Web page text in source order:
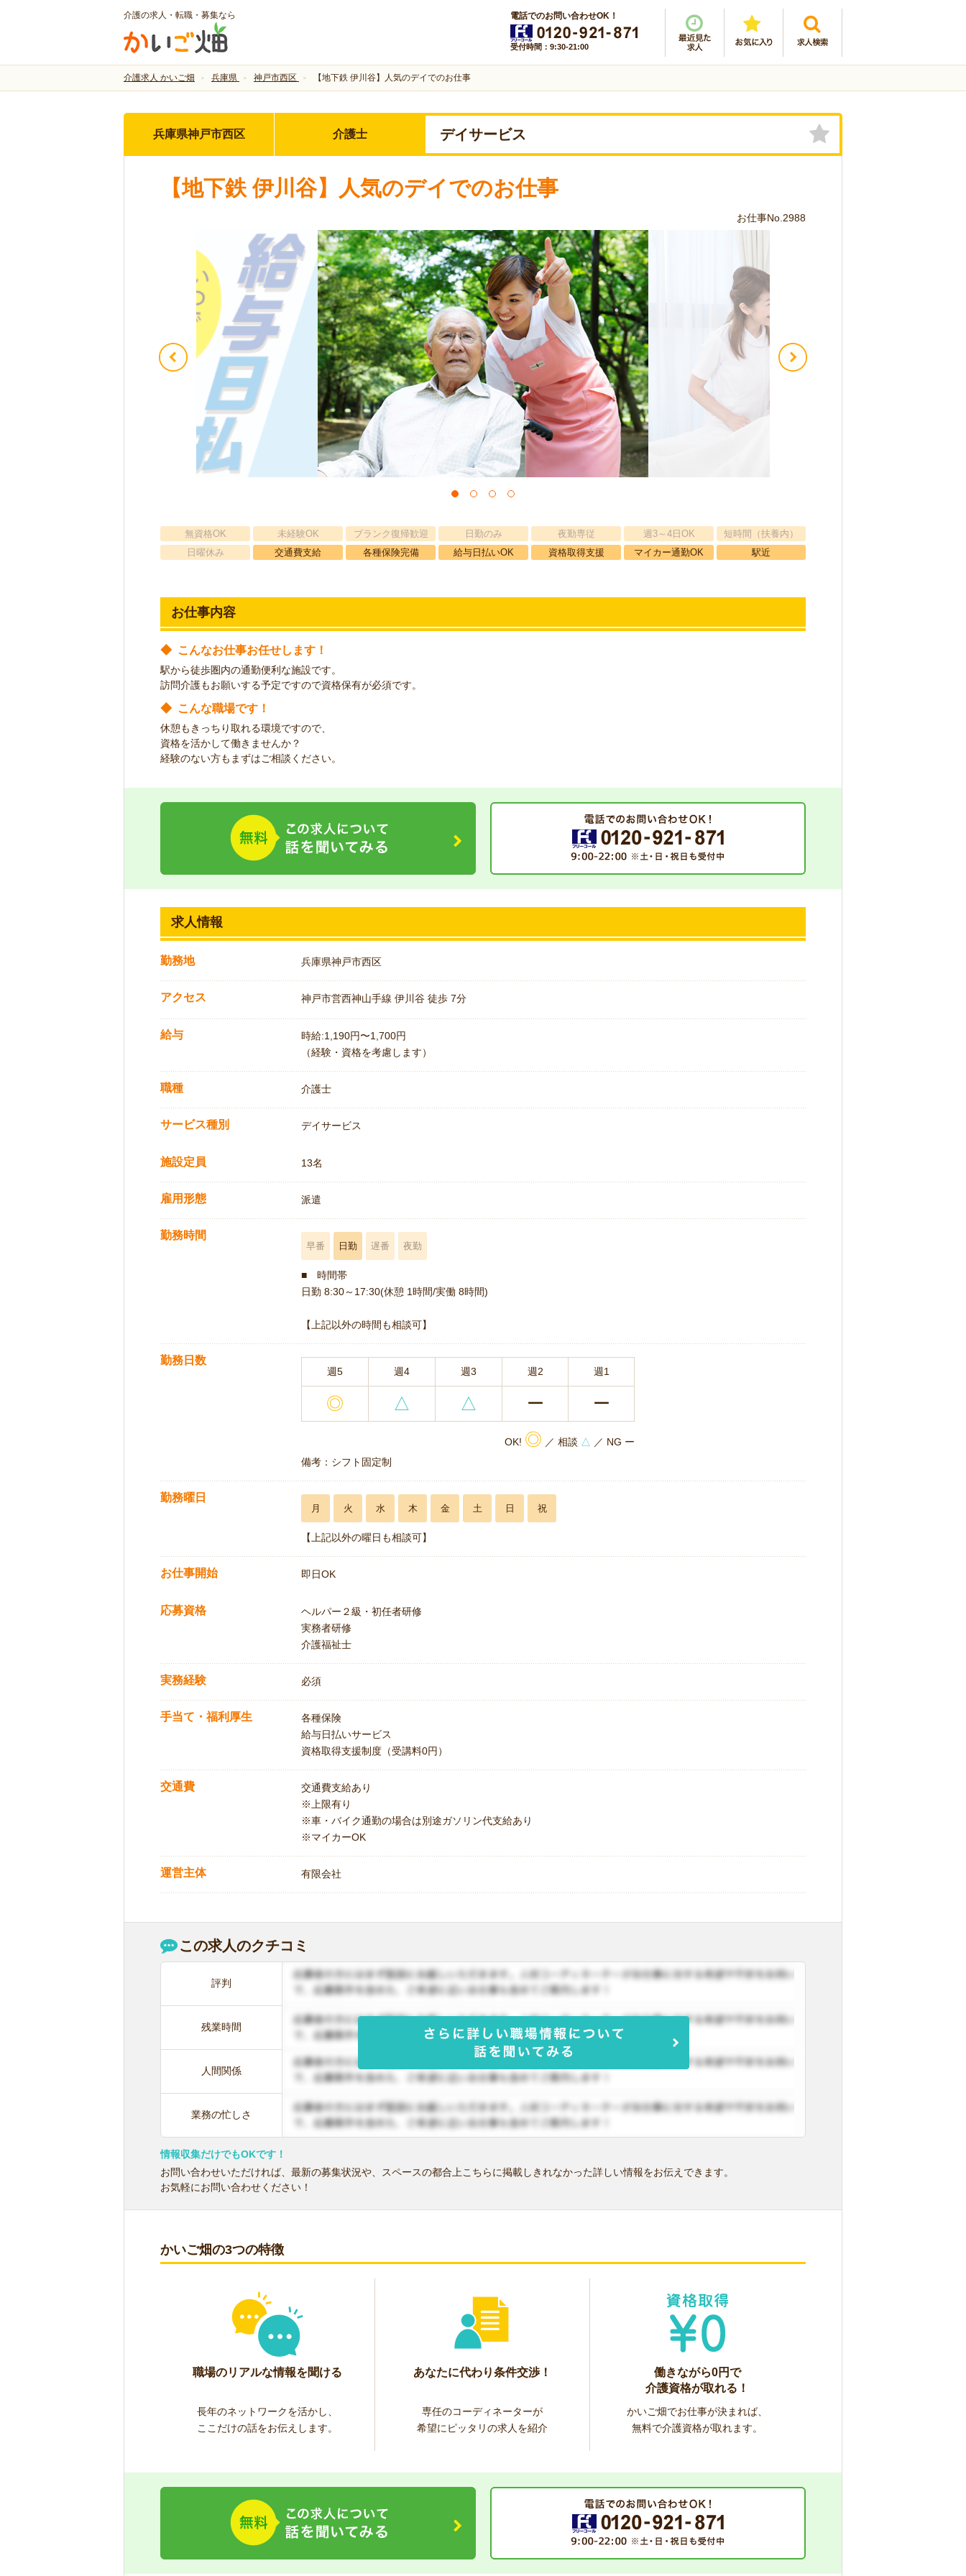
介護の求人・転職・募集なら 電話でのお問い合わせOK！
受付時間：9:30-21:00
介護求人 かいご畑 兵庫県 神戸市西区 【地下鉄 伊川谷】人気のデイでのお仕事
兵庫県神戸市西区 介護士 デイサービス
【地下鉄 伊川谷】人気のデイでのお仕事
お仕事No.2988
無資格OK 未経験OK ブランク復帰歓迎 日勤のみ 夜勤専従 週3～4日OK
短時間（扶養内）
日曜休み
交通費支給 各種保険完備 給与日払いOK 資格取得支援 マイカー通勤OK 駅近
お仕事内容
◆ こんなお仕事お任せします！
駅から徒歩圏内の通勤便利な施設です。
訪問介護もお願いする予定ですので資格保有が必須です。
◆ こんな職場です！
休憩もきっちり取れる環境ですので、
資格を活かして働きませんか？
経験のない方もまずはご相談ください。
求人情報
勤務地 兵庫県神戸市西区
アクセス 神戸市営西神山手線 伊川谷 徒歩 7分
給与
時給:1,190円〜1,700円
（経験・資格を考慮します）
職種 介護士
サービス種別 デイサービス
施設定員 13名
雇用形態 派遣
勤務時間
早番 日勤 遅番 夜勤
■ 時間帯
日勤 8:30～17:30(休憩 1時間/実働 8時間)
【上記以外の時間も相談可】
勤務日数
週5 週4 週3 週2 週1
◎ △ △ ー ー
OK! ◎ ／ 相談 △ ／ NG ー
備考：シフト固定制
勤務曜日
月 火 水 木 金 土 日 祝
【上記以外の曜日も相談可】
お仕事開始 即日OK
応募資格
ヘルパー２級・初任者研修
実務者研修
介護福祉士
実務経験 必須
手当て・福利厚生
各種保険
給与日払いサービス
資格取得支援制度（受講料0円）
交通費
交通費支給あり
※上限有り
※車・バイク通勤の場合は別途ガソリン代支給あり
※マイカーOK
運営主体 有限会社
この求人のクチコミ
評判
残業時間
人間関係
業務の忙しさ
情報収集だけでもOKです！
お問い合わせいただければ、最新の募集状況や、スペースの都合上こちらに掲載しきれなかった詳しい情報をお伝えできます。
お気軽にお問い合わせください！
かいご畑の3つの特徴
職場のリアルな情報を聞ける
長年のネットワークを活かし、
ここだけの話をお伝えします。
あなたに代わり条件交渉！
専任のコーディネーターが
希望にピッタリの求人を紹介
働きながら0円で
介護資格が取れる！
かいご畑でお仕事が決まれば、
無料で介護資格が取れます。